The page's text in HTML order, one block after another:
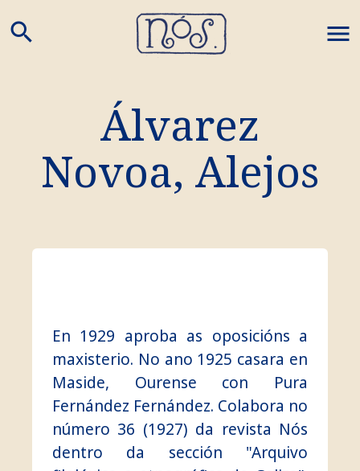
search
Álvarez
Novoa, Alejos
En 1929 aproba as oposicións a
maxisterio. No ano 1925 casara en
Maside, Ourense con Pura
Fernández Fernández. Colabora no
número 36 (1927) da revista Nós
dentro da sección "Arquivo